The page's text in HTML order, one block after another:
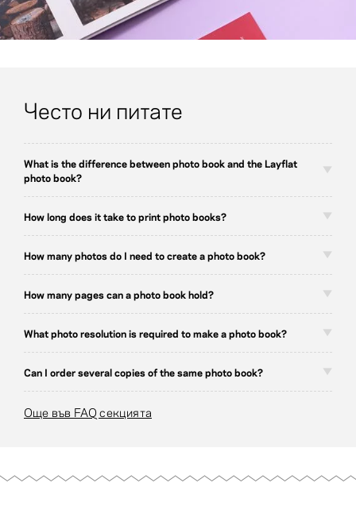
Често ни питате
What is the difference between photo book and the Layflat
photo book?
How long does it take to print photo books?
How many photos do I need to create a photo book?
How many pages can a photo book hold?
What photo resolution is required to make a photo book?
Can I order several copies of the same photo book?
Още във FAQ секцията